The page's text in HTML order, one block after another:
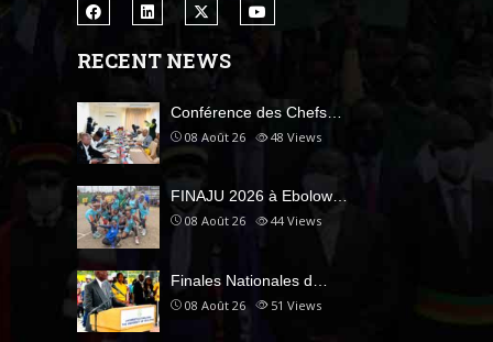
RECENT NEWS
Conférence des Chefs…
08 Août 26 48 Views
FINAJU 2026 à Ebolow…
08 Août 26 44 Views
Finales Nationales d…
08 Août 26 51 Views